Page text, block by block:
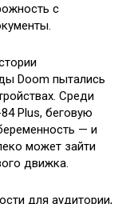
с
Doom пытались
Среди
Plus, беговую
— и
может зайти
движка.
для аудитории,